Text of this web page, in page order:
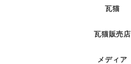
瓦猫
瓦猫販売店
メディア